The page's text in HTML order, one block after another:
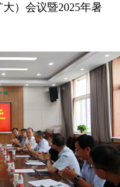
）会议暨2025年暑